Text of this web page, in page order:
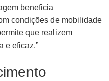
beneficia
condições de mobilidade
que realizem
e eficaz.”